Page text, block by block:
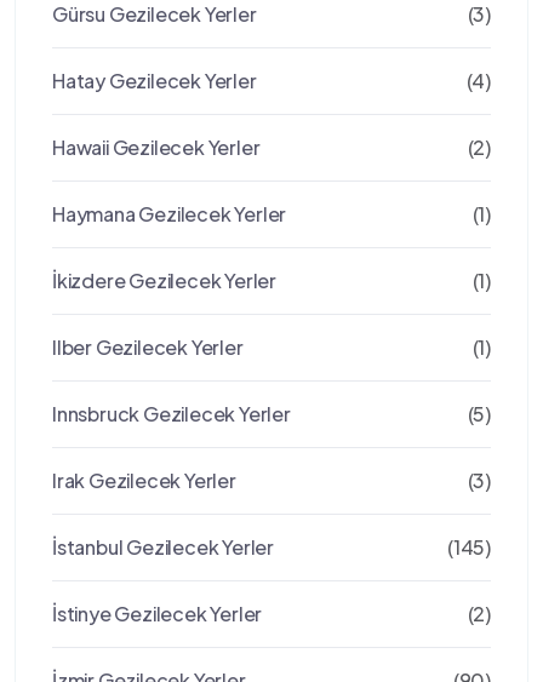
Gürsu Gezilecek Yerler (3)
Hatay Gezilecek Yerler (4)
Hawaii Gezilecek Yerler (2)
Haymana Gezilecek Yerler (1)
İkizdere Gezilecek Yerler (1)
Ilber Gezilecek Yerler (1)
Innsbruck Gezilecek Yerler (5)
Irak Gezilecek Yerler (3)
İstanbul Gezilecek Yerler (145)
İstinye Gezilecek Yerler (2)